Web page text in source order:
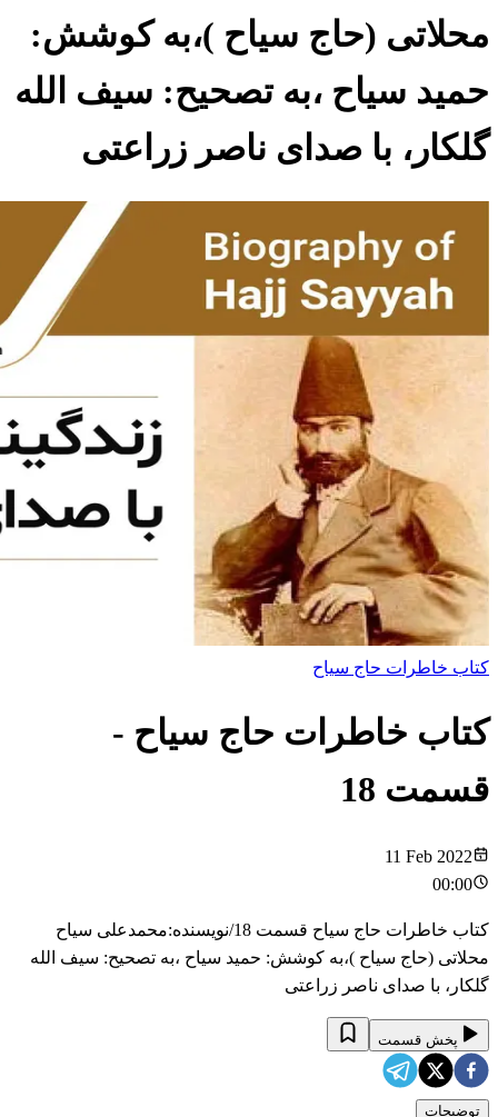
محلاتی (حاج سیاح )،به کوشش:
حمید سیاح ،به تصحیح: سیف الله
گلکار، با صدای ناصر زراعتی
کتاب خاطرات حاج سیاح
کتاب خاطرات حاج سیاح -
قسمت 18
11 Feb 2022
00:00
کتاب خاطرات حاج سیاح قسمت 18/نویسنده:محمدعلی سیاح
محلاتی (حاج سیاح )،به کوشش: حمید سیاح ،به تصحیح: سیف الله
گلکار، با صدای ناصر زراعتی
پخش قسمت
توضیحات